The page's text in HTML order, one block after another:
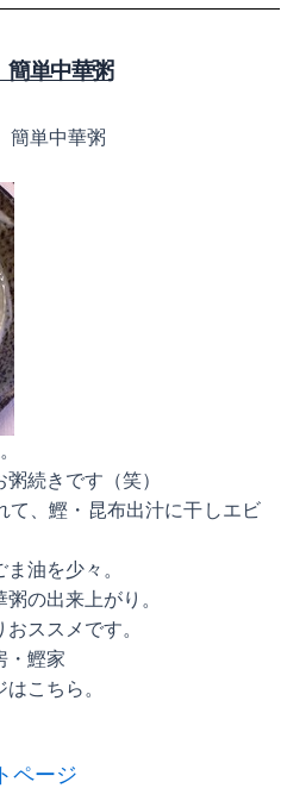
単中華粥
単中華粥
続きです（笑）
て、鰹・昆布出汁に干しエビ
油を少々。
の出来上がり。
ススメです。
・鰹家
こちら。
ページ